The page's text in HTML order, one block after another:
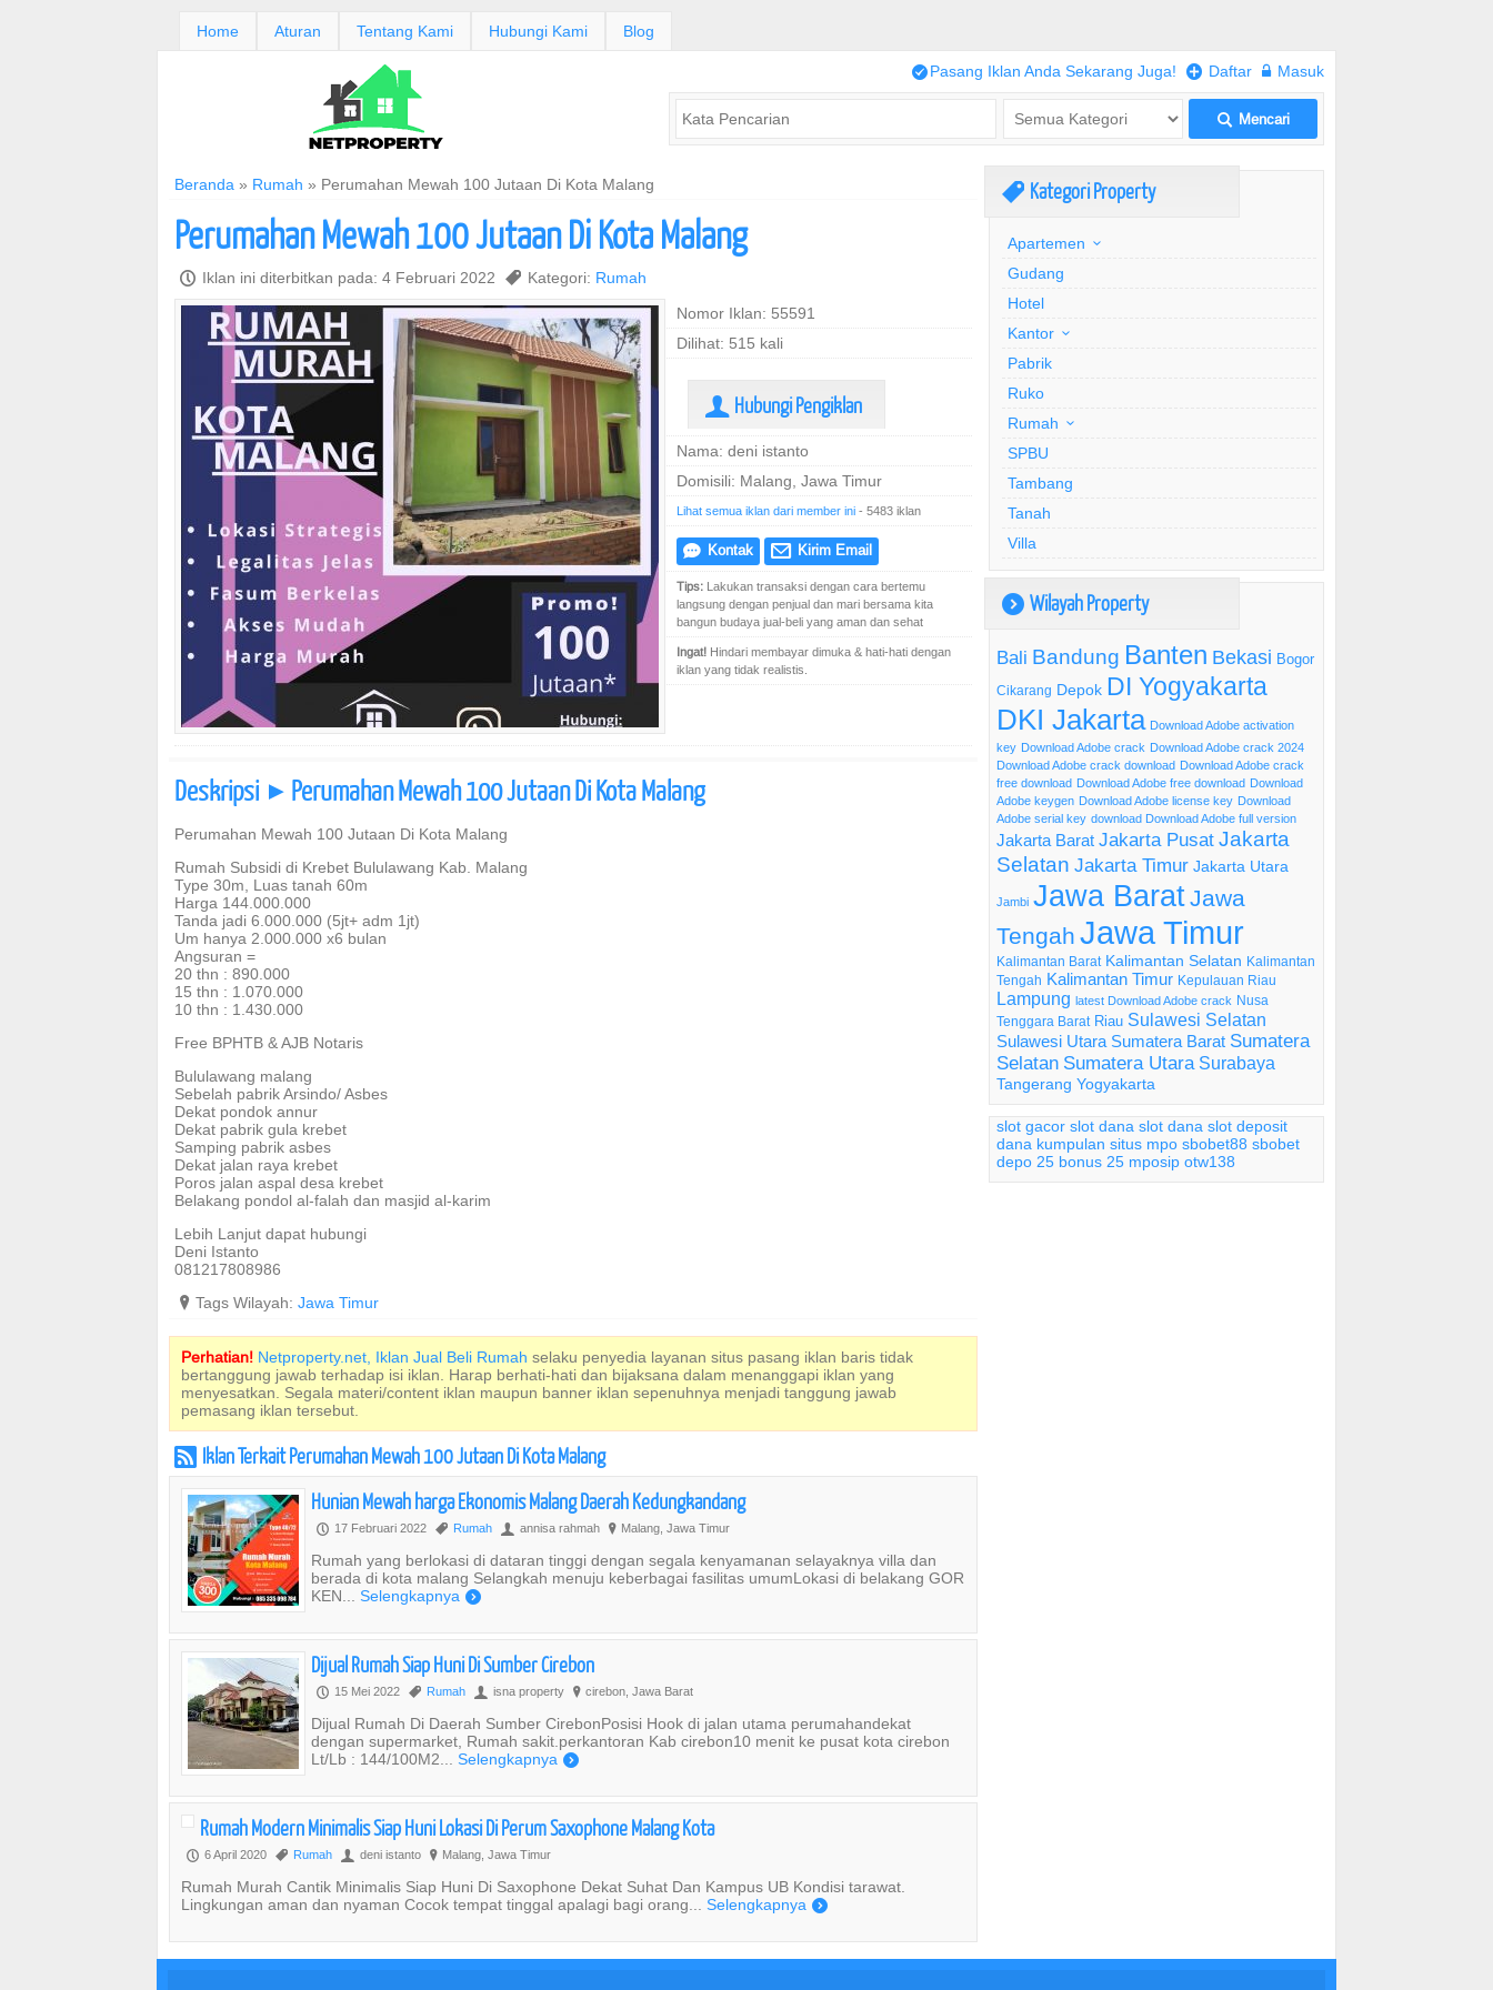
Home Aturan Tentang Kami Hubungi Kami Blog
/Pasang Iklan Anda Sekarang Juga! + Daftar w Masuk
L Mencari
Beranda » Rumah » Perumahan Mewah 100 Jutaan Di Kota Malang
Perumahan Mewah 100 Jutaan Di Kota Malang
P Iklan ini diterbitkan pada: 4 Februari 2022 , Kategori: Rumah
Nomor Iklan: 55591
Dilihat: 515 kali
U Hubungi Pengiklan
Nama: deni istanto
Domisili: Malang, Jawa Timur
Lihat semua iklan dari member ini - 5483 iklan
e Kontak @ Kirim Email
Tips: Lakukan transaksi dengan cara bertemu
langsung dengan penjual dan mari bersama kita
bangun budaya jual-beli yang aman dan sehat
Ingat! Hindari membayar dimuka & hati-hati dengan
iklan yang tidak realistis.
Deskripsi ] Perumahan Mewah 100 Jutaan Di Kota Malang
Perumahan Mewah 100 Jutaan Di Kota Malang
Rumah Subsidi di Krebet Bululawang Kab. Malang
Type 30m, Luas tanah 60m
Harga 144.000.000
Tanda jadi 6.000.000 (5jt+ adm 1jt)
Um hanya 2.000.000 x6 bulan
Angsuran =
20 thn : 890.000
15 thn : 1.070.000
10 thn : 1.430.000
Free BPHTB & AJB Notaris
Bululawang malang
Sebelah pabrik Arsindo/ Asbes
Dekat pondok annur
Dekat pabrik gula krebet
Samping pabrik asbes
Dekat jalan raya krebet
Poros jalan aspal desa krebet
Belakang pondol al-falah dan masjid al-karim
Lebih Lanjut dapat hubungi
Deni Istanto
081217808986
? Tags Wilayah: Jawa Timur
Perhatian! Netproperty.net, Iklan Jual Beli Rumah selaku penyedia layanan situs pasang iklan baris tidak
bertanggung jawab terhadap isi iklan. Harap berhati-hati dan bijaksana dalam menanggapi iklan yang
menyesatkan. Segala materi/content iklan maupun banner iklan sepenuhnya menjadi tanggung jawab
pemasang iklan tersebut.
r Iklan Terkait Perumahan Mewah 100 Jutaan Di Kota Malang
Hunian Mewah harga Ekonomis Malang Daerah Kedungkandang
P 17 Februari 2022 , Rumah U annisa rahmah ? Malang, Jawa Timur
Rumah yang berlokasi di dataran tinggi dengan segala kenyamanan selayaknya villa dan
berada di kota malang Selangkah menuju keberbagai fasilitas umumLokasi di belakang GOR
KEN... Selengkapnya )
Dijual Rumah Siap Huni Di Sumber Cirebon
P 15 Mei 2022 , Rumah U isna property ? cirebon, Jawa Barat
Dijual Rumah Di Daerah Sumber CirebonPosisi Hook di jalan utama perumahandekat
dengan supermarket, Rumah sakit.perkantoran Kab cirebon10 menit ke pusat kota cirebon
Lt/Lb : 144/100M2... Selengkapnya )
Rumah Modern Minimalis Siap Huni Lokasi Di Perum Saxophone Malang Kota
P 6 April 2020 , Rumah U deni istanto ? Malang, Jawa Timur
Rumah Murah Cantik Minimalis Siap Huni Di Saxophone Dekat Suhat Dan Kampus UB Kondisi tarawat.
Lingkungan aman dan nyaman Cocok tempat tinggal apalagi bagi orang... Selengkapnya )
, Kategori Property
Apartemen
Gudang
Hotel
Kantor
Pabrik
Ruko
Rumah
SPBU
Tambang
Tanah
Villa
) Wilayah Property
Bali Bandung Banten Bekasi Bogor
Cikarang Depok DI Yogyakarta
DKI Jakarta Download Adobe activation
key Download Adobe crack Download Adobe crack 2024
Download Adobe crack download Download Adobe crack
free download Download Adobe free download Download
Adobe keygen Download Adobe license key Download
Adobe serial key download Download Adobe full version
Jakarta Barat Jakarta Pusat Jakarta
Selatan Jakarta Timur Jakarta Utara
Jambi Jawa BaratJawa
Tengah Jawa Timur
Kalimantan Barat Kalimantan Selatan Kalimantan
Tengah Kalimantan Timur Kepulauan Riau
Lampung latest Download Adobe crack Nusa
Tenggara Barat Riau Sulawesi Selatan
Sulawesi Utara Sumatera Barat Sumatera
Selatan Sumatera Utara Surabaya
Tangerang Yogyakarta
slot gacor slot dana slot dana slot deposit
dana kumpulan situs mpo sbobet88 sbobet
depo 25 bonus 25 mposip otw138